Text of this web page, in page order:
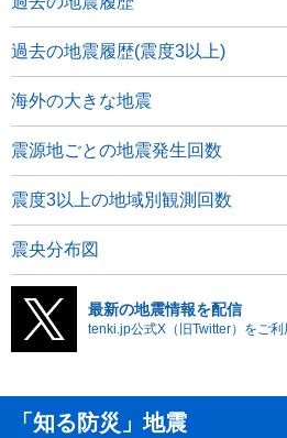
過去の地震履歴(震度3以上)
海外の大きな地震
震源地ごとの地震発生回数
震度3以上の地域別観測回数
震央分布図
最新の地震情報を配信
tenki.jp公式X（旧Twitter）をご利
「知る防災」地震